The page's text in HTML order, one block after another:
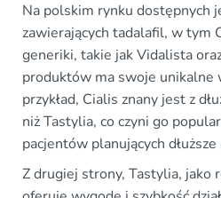
Na polskim rynku dostępnych
zawierających tadalafil, w tym
generiki, takie jak Vidalista
produktów ma swoje unikalne
przykład, Cialis znany jest z
niż Tastylia, co czyni go
pacjentów planujących dłuższe
Z drugiej strony, Tastylia, jako